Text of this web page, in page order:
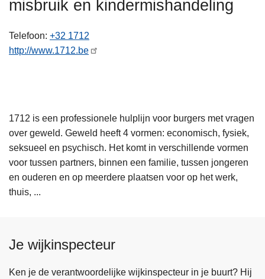
A
misbruik en kindermishandeling
Telefoon +32 1712
http://www.1712.be
1712 is een professionele hulplijn voor burgers met vragen
over geweld. Geweld heeft 4 vormen: economisch, fysiek,
seksueel en psychisch. Het komt in verschillende vormen
voor tussen partners, binnen een familie, tussen jongeren
en ouderen en op meerdere plaatsen voor op het werk,
thuis, ...
Je wijkinspecteur
Ken je de verantwoordelijke wijkinspecteur in je buurt? Hij